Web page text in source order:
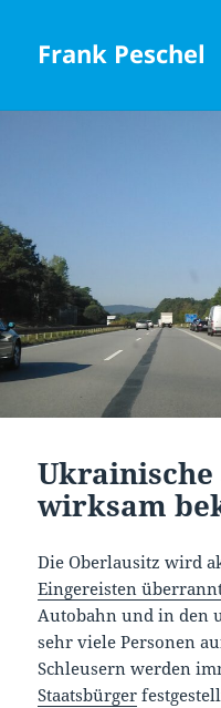
Frank Peschel
Ukrainische
wirksam
Die Oberlausitz wird
Eingereisten
Autobahn und in den
sehr viele Personen
Schleusern werden
Staatsbürger